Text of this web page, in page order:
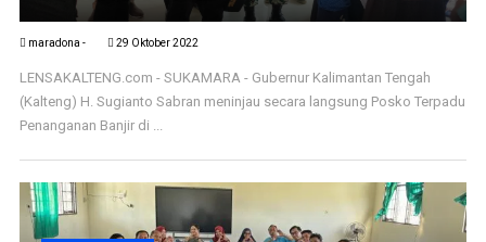
maradona - 29 Oktober 2022
LENSAKALTENG.com - SUKAMARA - Gubernur Kalimantan Tengah
(Kalteng) H. Sugianto Sabran meninjau secara langsung Posko Terpadu
Penanganan Banjir di ...